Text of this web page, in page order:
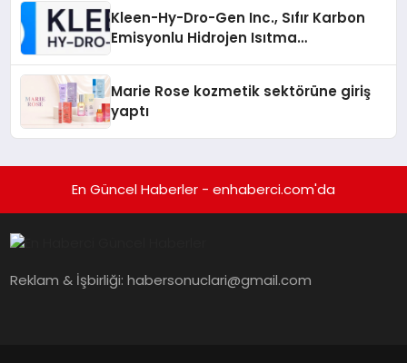
Kleen-Hy-Dro-Gen Inc., Sıfır Karbon
Emisyonlu Hidrojen Isıtma
Marie Rose kozmetik sektörüne giriş
yaptı
En Güncel Haberler - enhaberci.com'da
Reklam & İşbirliği:habersonuclari@gmail.com